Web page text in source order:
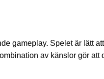
gameplay. Spelet är lätt
av känslor gör